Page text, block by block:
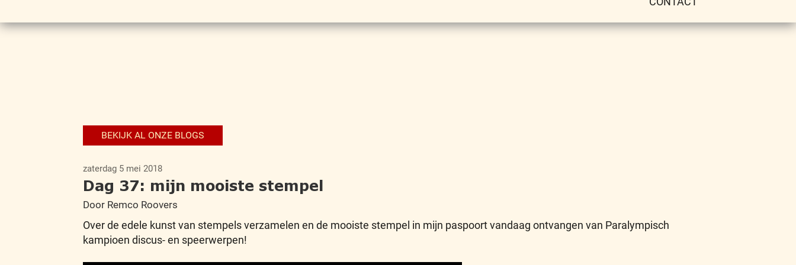
BEKIJK AL ONZE BLOGS
zaterdag 5 mei 2018
Dag 37: mijn mooiste stempel
Door Remco Roovers
Over de edele kunst van stempels verzamelen en de mooiste stempel in mijn paspoort vandaag ontvangen van Paralympisch
kampioen discus- en speerwerpen!